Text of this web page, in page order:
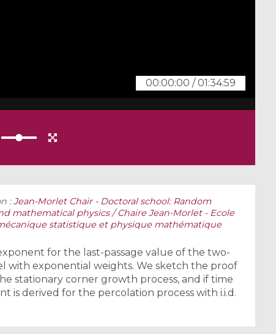
00:00:00 /01:34:59
:Jean-Morlet Chair - Doctoral school: Random
mathematical physics / Chaire Jean-Morlet - Ecole
statistique et physique mathématique
for the last-passage value of the two-
with exponential weights. We sketch the proof
stationary corner growth process, and if time
is derived for the percolation process with i.i.d.